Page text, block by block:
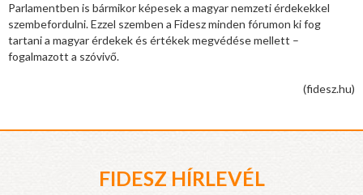
Parlamentben is bármikor képesek a magyar nemzeti érdekekkel
szembefordulni. Ezzel szemben a Fidesz minden fórumon ki fog
tartani a magyar érdekek és értékek megvédése mellett –
fogalmazott a szóvivő.
(fidesz.hu)
FIDESZ HÍRLEVÉL